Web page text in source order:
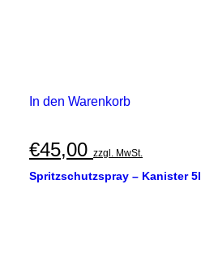
In den Warenkorb
€45,00 zzgl. MwSt.
Spritzschutzspray – Kanister 5l